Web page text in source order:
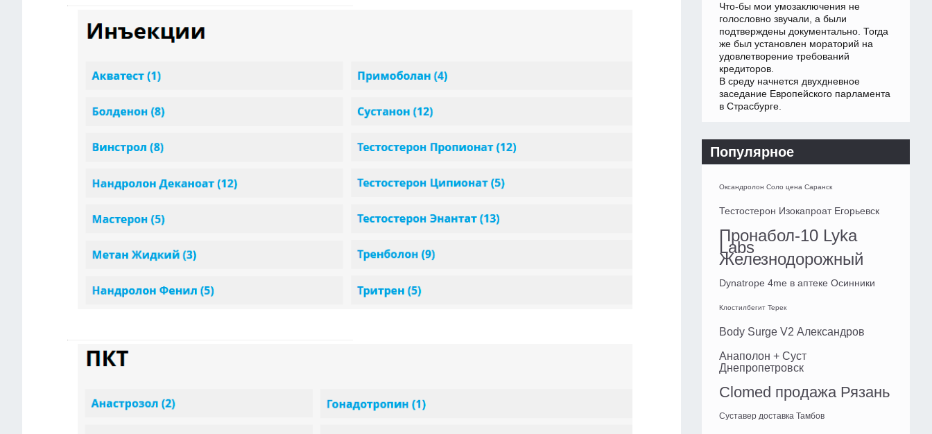
Что-бы мои умозаключения не
голословно звучали, а были
подтверждены документально. Тогда
же был установлен мораторий на
удовлетворение требований
кредиторов.
В среду начнется двухдневное
заседание Европейского парламента
в Страсбурге.
Популярное
Оксандролон Соло цена Саранск
Тестостерон Изокапроат Егорьевск
Пронабол-10 Lyka
Labs
Железнодорожный
Dynatrope 4me в аптеке Осинники
Клостилбегит Терек
Body Surge V2 Александров
Анаполон + Суст
Днепропетровск
Clomed продажа Рязань
Суставер доставка Тамбов